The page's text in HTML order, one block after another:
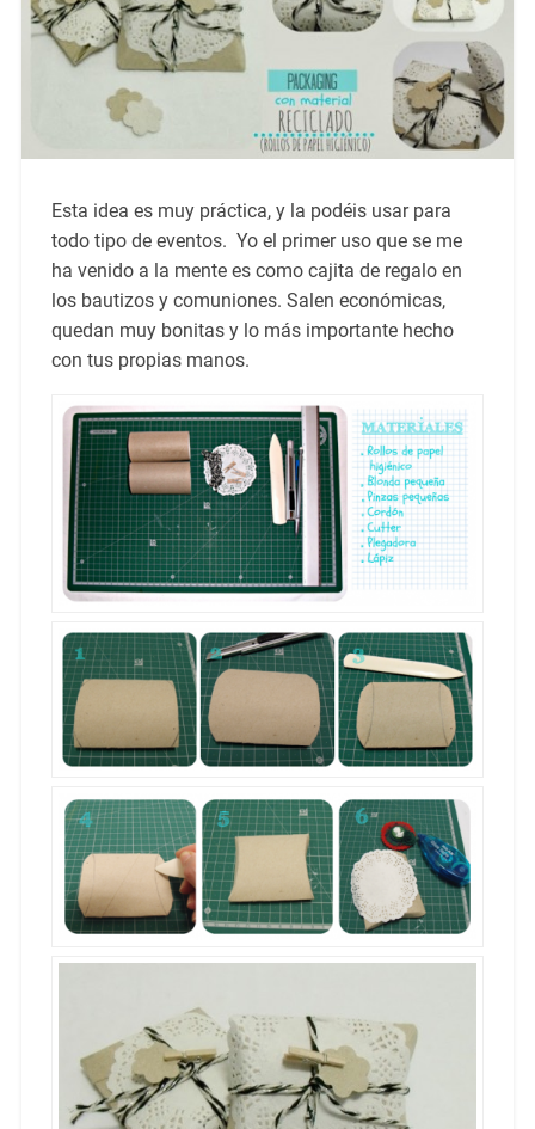
Esta idea es muy práctica, y la podéis usar para
todo tipo de eventos. Yo el primer uso que se me
ha venido a la mente es como cajita de regalo en
los bautizos y comuniones. Salen económicas,
quedan muy bonitas y lo más importante hecho
con tus propias manos.